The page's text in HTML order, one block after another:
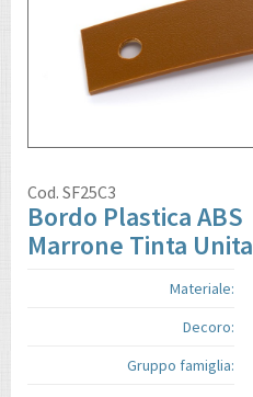
Cod. SF25C3
Bordo Plastica ABS
Marrone Tinta Unita
Materiale:
Decoro:
Gruppo famiglia: